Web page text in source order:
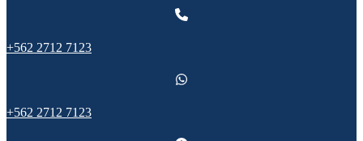
+562 2712 7123
+562 2712 7123